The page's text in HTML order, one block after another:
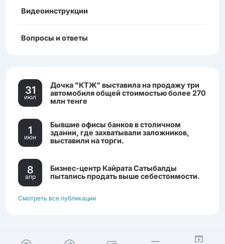
Видеоинструкции
Вопросы и ответы
31
июл
Дочка "КТЖ" выставила на продажу три
автомобиля общей стоимостью более 270
млн тенге
1
июн
Бывшие офисы банков в столичном
здании, где захватывали заложников,
выставили на торги.
8
апр
Бизнес-центр Кайрата Сатыбалды
пытались продать выше себестоимости.
Смотреть все публикации